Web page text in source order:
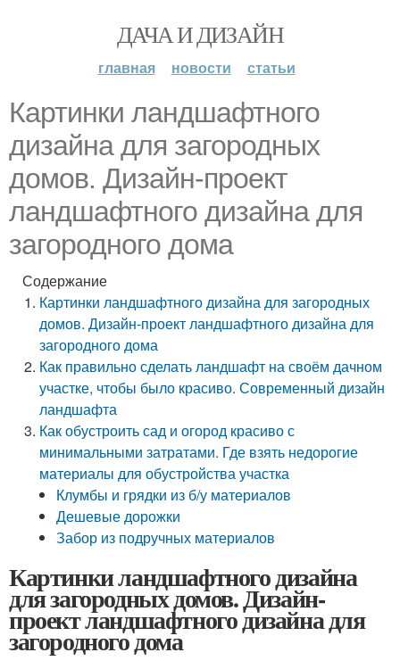
ДАЧА И ДИЗАЙН
главная новости статьи
Картинки ландшафтного
дизайна для загородных
домов. Дизайн-проект
ландшафтного дизайна для
загородного дома
Содержание
Картинки ландшафтного дизайна для загородных
домов. Дизайн-проект ландшафтного дизайна для
загородного дома
Как правильно сделать ландшафт на своём дачном
участке, чтобы было красиво. Современный дизайн
ландшафта
Как обустроить сад и огород красиво с
минимальными затратами. Где взять недорогие
материалы для обустройства участка
Клумбы и грядки из б/у материалов
Дешевые дорожки
Забор из подручных материалов
Картинки ландшафтного дизайна
для загородных домов. Дизайн-
проект ландшафтного дизайна для
загородного дома